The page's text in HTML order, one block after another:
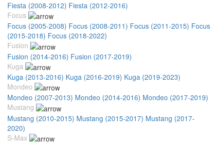
Fiesta (2008-2012) Fiesta (2012-2016)
Focus
Focus (2005-2008) Focus (2008-2011) Focus (2011-2015) Focus
(2015-2018) Focus (2018-2022)
Fusion
Fusion (2014-2016) Fusion (2017-2019)
Kuga
Kuga (2013-2016) Kuga (2016-2019) Kuga (2019-2023)
Mondeo
Mondeo (2007-2013) Mondeo (2014-2016) Mondeo (2017-2019)
Mustang
Mustang (2010-2015) Mustang (2015-2017) Mustang (2017-
2020)
S-Max